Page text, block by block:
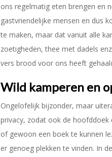
ons regelmatig eten brengen en
gastvriendelijke mensen en dus
te maken, maar dat vanuit alle
zoetigheden, thee met dadels
vers brood voor ons heeft
Wild kamperen en
Ongelofelijk bijzonder, maar
privacy, zodat ook de hoofddoek
of gewoon een boek te kunnen
er genoeg plekken te vinden. In